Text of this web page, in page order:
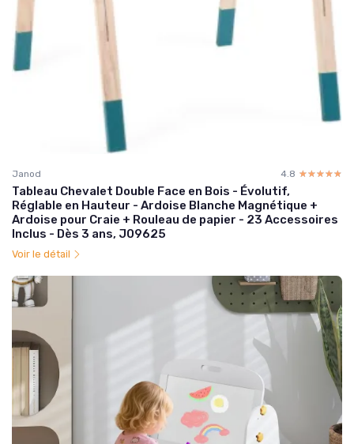
Janod 4.8 ☆☆☆☆☆
★★★★★
Tableau Chevalet Double Face en Bois - Évolutif,
Réglable en Hauteur - Ardoise Blanche Magnétique +
Ardoise pour Craie + Rouleau de papier - 23 Accessoires
Inclus - Dès 3 ans, J09625
Voir le détail